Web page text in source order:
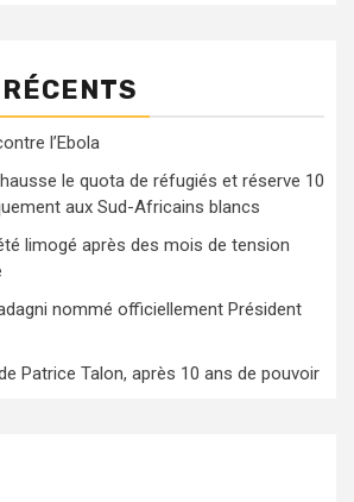
l’Ebola
le quota de réfugiés et réserve 10
aux Sud-Africains blancs
limogé après des mois de tension
nommé officiellement Président
Patrice Talon, après 10 ans de pouvoir